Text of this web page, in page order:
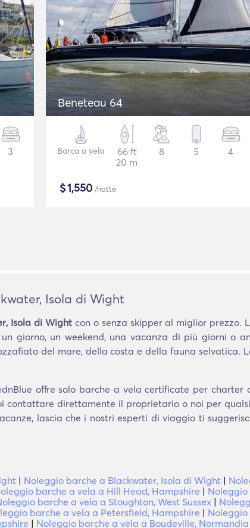
3
Beneteau 64
Barca a vela
66 ft
20 m
8 5 4
$1,550 /notte
Isola di Wight
Isola di Wightcon o senza skipper al miglior prezzo.
giorno, un weekend, una vacanza di più giorni o
del mare, della costa e della fauna selvatica.
offre solo barche a vela certificate per
contattare direttamente il proprietario o noi per
lascia che i nostri esperti di viaggio ti
| Noleggio barche a Blackwater, Isola di Wight |
barche a vela a Hill Head, Hampshire |
barche a vela a Stoughton, West Sussex |
barche a vela a Petersfield, Hampshire | Noleggio
| Noleggio barche a vela a Boudeville, Normandia